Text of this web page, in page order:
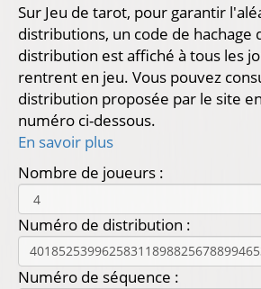
Sur Jeu de tarot, pour garantir
distributions, un code de hachage
distribution est affiché à tous les
rentrent en jeu. Vous pouvez
distribution proposée par le site
numéro ci-dessous.
En savoir plus
Nombre de joueurs :
Numéro de distribution :
Numéro de séquence :